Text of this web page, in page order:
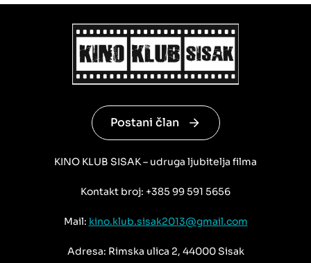
Postani član
KINO KLUB SISAK – udruga ljubitelja filma
Kontakt broj: +385 99 591 5656
Mail: kino.klub.sisak2013@gmail.com
Adresa: Rimska ulica 2, 44000 Sisak